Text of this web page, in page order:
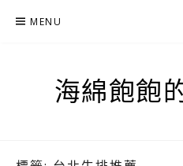
MENU
海綿飽飽